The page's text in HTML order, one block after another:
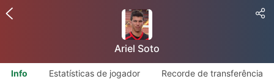
Ariel Soto
Info Estatísticas de jogador Recorde de transferência